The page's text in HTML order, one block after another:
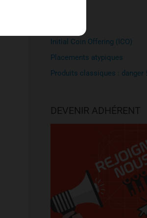
Initial Coin Offering (ICO)
Placements atypiques
Produits classiques : danger !
DEVENIR ADHÉRENT